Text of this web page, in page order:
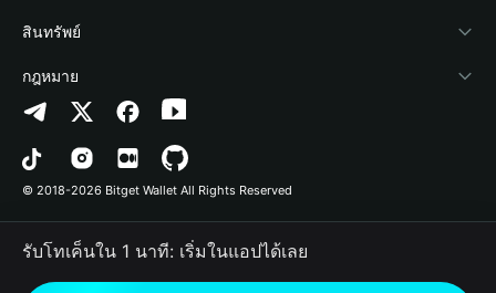
ศูนย์ช่วยเหลือ
ติดต่อเรา
ทรัพยากรข้อมูลของแบรนด์
อาชีพ
Crypto Swap API
Altcoin Season Index
Prediction Markets
DApp
RWA
Bitget Wallet Pay
ลิสต์โปรเจกต์
เทคโนโลยีความปลอดภัย
ซื้อคริปโต
การตรวจจับการอนุญาต
การตรวจจับสัญญา
การโอนเป็นชุด
สินทรัพย์
Arbitrum
Avalanche
Bitcoin
Polygon
กฎหมาย
นโยบายความเป็นส่วนตัว
ข้อตกลงในการใช้บริการ
© 2018-2026 Bitget Wallet All Rights Reserved
รับโทเค็นใน 1 นาที: เริ่มในแอปได้เลย